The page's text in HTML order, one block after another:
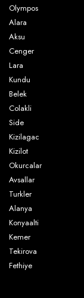
Olympos
Alara
Aksu
Cenger
Lara
Kundu
Belek
Colakli
Side
Kizilagac
Kizilot
Okurcalar
Avsallar
Turkler
Alanya
Konyaalti
Kemer
Tekirova
Fethiye